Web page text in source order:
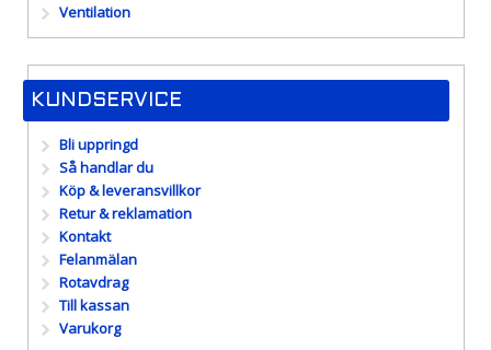
Ventilation
KUNDSERVICE
Bli uppringd
Så handlar du
Köp & leveransvillkor
Retur & reklamation
Kontakt
Felanmälan
Rotavdrag
Till kassan
Varukorg